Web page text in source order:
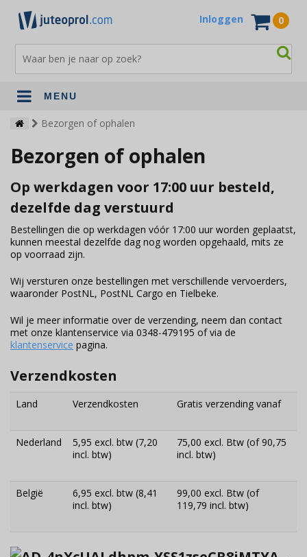
Inloggen 0
MENU
Bekijk al het jute op rol
Jute op rol standaard
Jute op rol in buisvorm
Bezorgen of ophalen
Bezorgen of ophalen
Op werkdagen voor 17:00 uur besteld,
dezelfde dag verstuurd
Bestellingen die op werkdagen vóór 17:00 uur worden geplaatst,
kunnen meestal dezelfde dag nog worden opgehaald, mits ze
op voorraad zijn.
Wij versturen onze bestellingen met verschillende vervoerders,
waaronder PostNL, PostNL Cargo en Tielbeke.
Wil je meer informatie over de verzending, neem dan contact
met onze klantenservice via 0348-479195 of via de
klantenservice pagina.
Verzendkosten
Land Verzendkosten Gratis verzending vanaf
Nederland
5,95 excl. btw (7,20
incl. btw)
75,00 excl. Btw (of 90,75
incl. btw)
België
6,95 excl. btw (8,41
incl. btw)
99,00 excl. Btw (of
119,79 incl. btw)